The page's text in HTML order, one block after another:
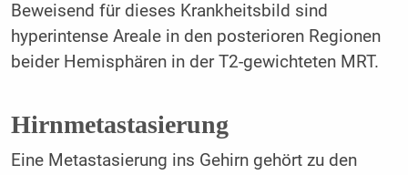
Beweisend für dieses Krankheitsbild sind
hyperintense Areale in den posterioren Regionen
beider Hemisphären in der T2-gewichteten MRT.
Hirnmetastasierung
Eine Metastasierung ins Gehirn gehört zu den